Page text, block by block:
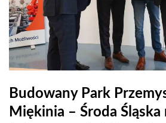
Budowany Park
Miękinia – Środa Śląska